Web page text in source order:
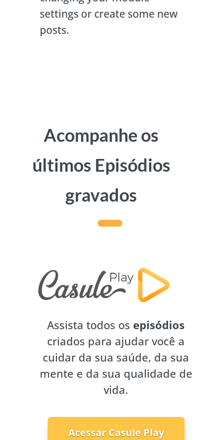
settings or create some new
posts.
Acompanhe os
últimos Episódios
gravados
Assista todos os episódios
criados para ajudar você a
cuidar da sua saúde, da sua
mente e da sua qualidade de
vida.
Acessar Casule Play